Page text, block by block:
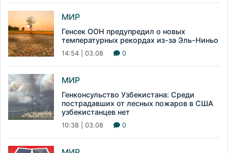
МИР
Генсек ООН предупредил о новых
температурных рекордах из-за Эль-Ниньо
14:54 | 03.08 0
МИР
Генконсульство Узбекистана: Среди
пострадавших от лесных пожаров в США
узбекистанцев нет
10:38 | 03.08 0